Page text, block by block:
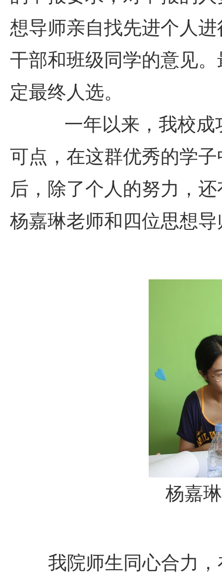
想导师亲自找先进个人
干部和班级同学的意见
定最终人选。
一年以来，我校
可点，在这群优秀的学
后，除了个人的努力，
杨嘉琳老师和四位思想
杨嘉
我院师生同心合力，